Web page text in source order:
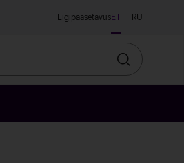
LigipääsetavusET RU
Otsin